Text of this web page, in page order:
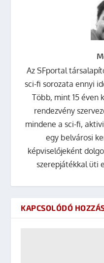
Az SFportal
sci-fi sorozata ennyi
Több, mint 15 éven
rendezvény
mindene a sci-fi,
egy belvárosi
képviselőjeként
szerepjátékkal üti
KAPCSOLÓDÓ